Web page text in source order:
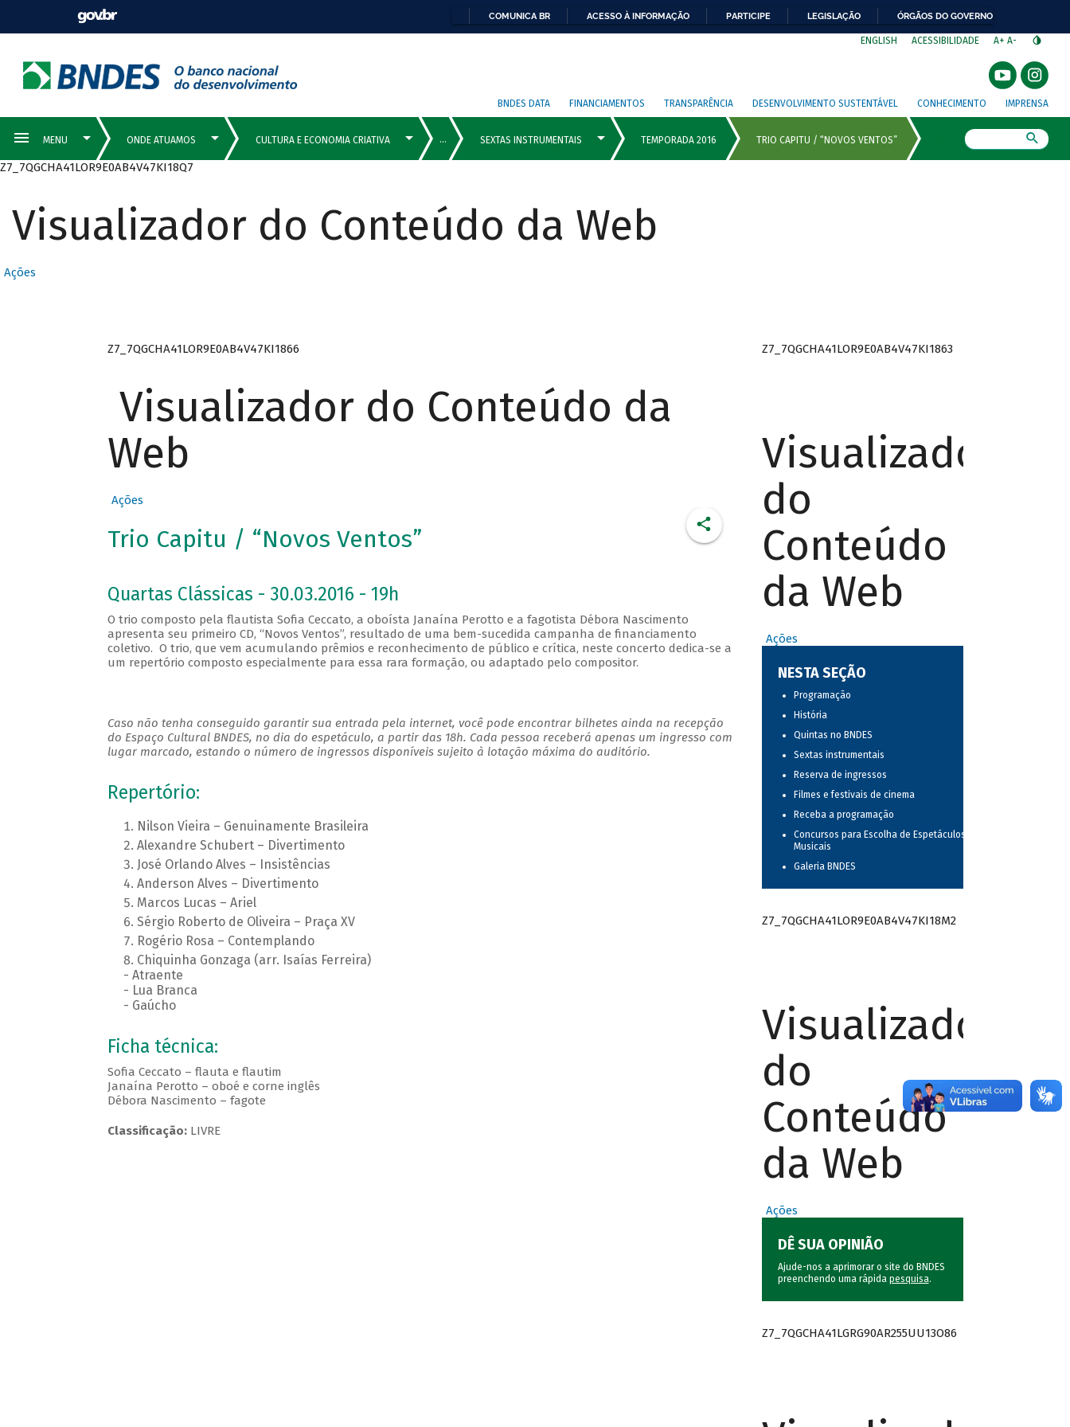
COMUNICA BR ACESSO À INFORMAÇÃO PARTICIPE LEGISLAÇÃO ÓRGÃOS DO GOVERNO
ENGLISH ACESSIBILIDADE A+ A-
BNDES DATA FINANCIAMENTOS TRANSPARÊNCIA DESENVOLVIMENTO SUSTENTÁVEL CONHECIMENTO IMPRENSA
Z7_7QGCHA41LOR9E0AB4V47KI18Q7
Visualizador do Conteúdo da Web
Ações
Z7_7QGCHA41LOR9E0AB4V47KI1866
Visualizador do Conteúdo da
Web
Ações
Trio Capitu / “Novos Ventos”
Quartas Clássicas - 30.03.2016 - 19h
O trio composto pela flautista Sofia Ceccato, a oboísta Janaína Perotto e a fagotista Débora Nascimento
apresenta seu primeiro CD, “Novos Ventos”, resultado de uma bem-sucedida campanha de financiamento
coletivo. O trio, que vem acumulando prêmios e reconhecimento de público e crítica, neste concerto dedica-se a
um repertório composto especialmente para essa rara formação, ou adaptado pelo compositor.
Caso não tenha conseguido garantir sua entrada pela internet, você pode encontrar bilhetes ainda na recepção
do Espaço Cultural BNDES, no dia do espetáculo, a partir das 18h. Cada pessoa receberá apenas um ingresso com
lugar marcado, estando o número de ingressos disponíveis sujeito à lotação máxima do auditório.
Repertório:
Nilson Vieira – Genuinamente Brasileira
Alexandre Schubert – Divertimento
José Orlando Alves – Insistências
Anderson Alves – Divertimento
Marcos Lucas – Ariel
Sérgio Roberto de Oliveira – Praça XV
Rogério Rosa – Contemplando
Chiquinha Gonzaga (arr. Isaías Ferreira)
- Atraente
- Lua Branca
- Gaúcho
Ficha técnica:
Sofia Ceccato – flauta e flautim
Janaína Perotto – oboé e corne inglês
Débora Nascimento – fagote
Classificação:LIVRE
Z7_7QGCHA41LOR9E0AB4V47KI1863
Visualizador
do
Conteúdo
da Web
Ações
NESTA SEÇÃO
Programação
História
Quintas no BNDES
Sextas instrumentais
Reserva de ingressos
Filmes e festivais de cinema
Receba a programação
Concursos para Escolha de Espetáculos
Musicais
Galeria BNDES
Z7_7QGCHA41LOR9E0AB4V47KI18M2
Visualizador
do
Conteúdo
da Web
Ações
DÊ SUA OPINIÃO
Ajude-nos a aprimorar o site do BNDES
preenchendo uma rápida pesquisa.
Z7_7QGCHA41LGRG90AR255UU13O86